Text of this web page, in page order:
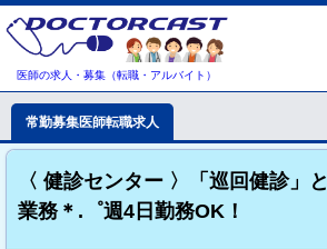
医師の求人・募集（転職・アルバイト）
常勤募集医師転職求人
〈 健診センター 〉「巡回健診」
業務＊.゜週4日勤務OK！